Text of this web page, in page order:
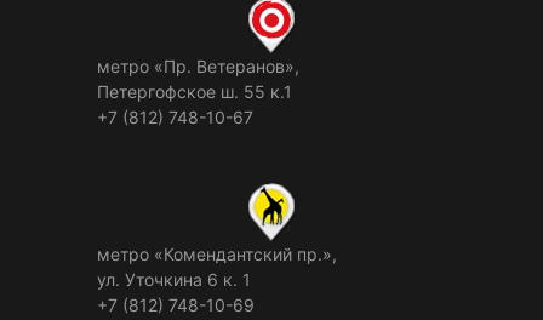
метро «Пр. Ветеранов»,
Петергофское ш. 55 к.1
+7 (812) 748-10-67
метро «Комендантский пр.»,
ул. Уточкина 6 к. 1
+7 (812) 748-10-69